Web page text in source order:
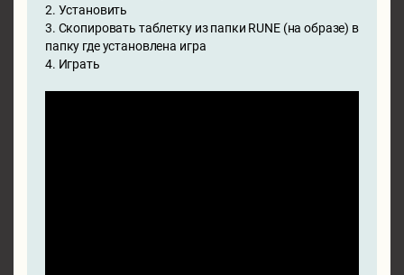
2. Установить
3. Скопировать таблетку из папки RUNE (на образе) в
папку где установлена игра
4. Играть